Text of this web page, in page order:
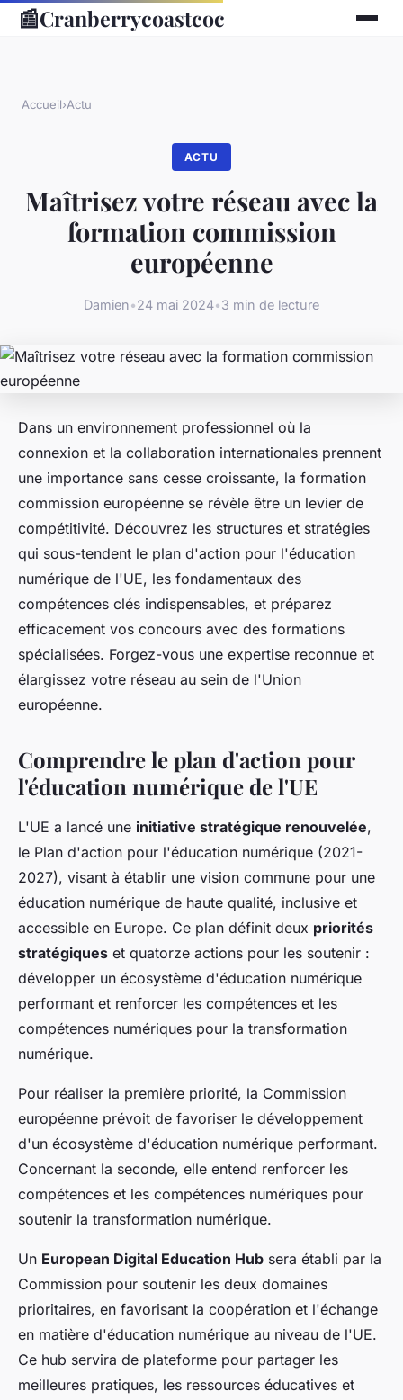
📰Cranberrycoastcoc
Accueil›Actu
ACTU
Maîtrisez votre réseau avec la
formation commission
européenne
Damien•24 mai 2024•3 min de lecture
Dans un environnement professionnel où la
connexion et la collaboration internationales prennent
une importance sans cesse croissante, la formation
commission européenne se révèle être un levier de
compétitivité. Découvrez les structures et stratégies
qui sous-tendent le plan d'action pour l'éducation
numérique de l'UE, les fondamentaux des
compétences clés indispensables, et préparez
efficacement vos concours avec des formations
spécialisées. Forgez-vous une expertise reconnue et
élargissez votre réseau au sein de l'Union
européenne.
Comprendre le plan d'action pour
l'éducation numérique de l'UE
L'UE a lancé une initiative stratégique renouvelée,
le Plan d'action pour l'éducation numérique (2021-
2027), visant à établir une vision commune pour une
éducation numérique de haute qualité, inclusive et
accessible en Europe. Ce plan définit deux priorités
stratégiques et quatorze actions pour les soutenir :
développer un écosystème d'éducation numérique
performant et renforcer les compétences et les
compétences numériques pour la transformation
numérique.
Pour réaliser la première priorité, la Commission
européenne prévoit de favoriser le développement
d'un écosystème d'éducation numérique performant.
Concernant la seconde, elle entend renforcer les
compétences et les compétences numériques pour
soutenir la transformation numérique.
Un European Digital Education Hub sera établi par la
Commission pour soutenir les deux domaines
prioritaires, en favorisant la coopération et l'échange
en matière d'éducation numérique au niveau de l'UE.
Ce hub servira de plateforme pour partager les
meilleures pratiques, les ressources éducatives et